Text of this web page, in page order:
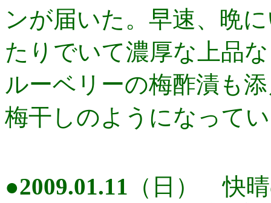
ンが届いた。早速、晩
たりでいて濃厚な上品
ルーベリーの梅酢漬も
梅干しのようになって
●2009.01.11 （日） 快